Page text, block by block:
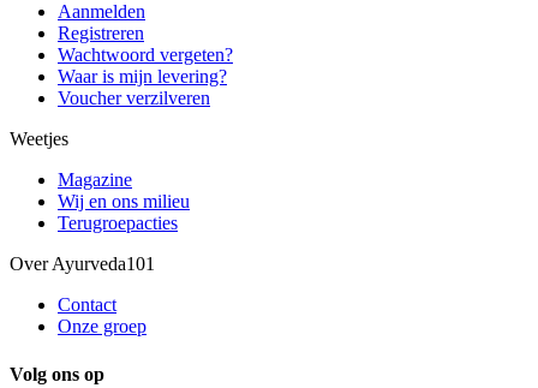
Aanmelden
Registreren
Wachtwoord vergeten?
Waar is mijn levering?
Voucher verzilveren
Weetjes
Magazine
Wij en ons milieu
Terugroepacties
Over Ayurveda101
Contact
Onze groep
Volg ons op